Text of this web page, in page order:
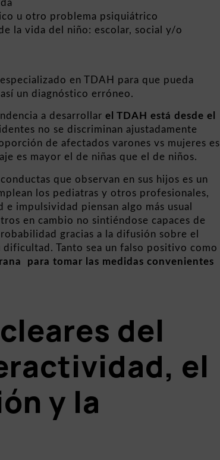
u otro problema psiquiátrico
la vida del niño: escolar, social y/o
en TDAH para que pueda
un diagnóstico erróneo.
a desarrollar el TDAH está desde el
no se discriminan ajustadamente
de afectados varones vs mujeres es
es mayor el de niñas que el de niños.
que observan en sus hijos es un
los pediatras y otros profesionales,
impulsividad piensan algo más usual
en cambio no sintiéndose capaces de
gracias a la difusión sobre el
dificultad. Tanto sea un falso positivo como
para tomar las medidas convenientes
del
el
y la